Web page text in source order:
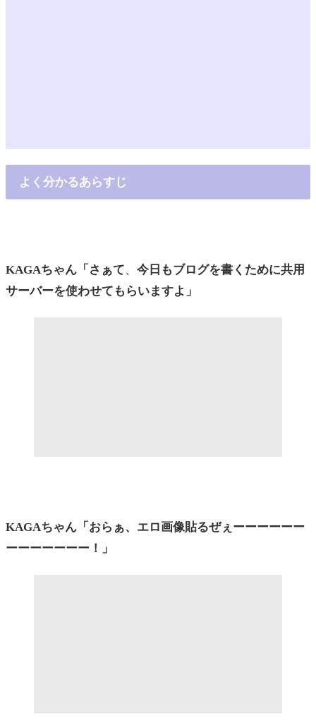
よく分かるあらすじ
KAGAちゃん「さぁて、 今日もブログを書くために共用
サーバーを使わせてもらいますよ」
KAGAちゃん「おらぁ、エロ画像貼るぜぇーーーーーー
ーーーーーーー！」